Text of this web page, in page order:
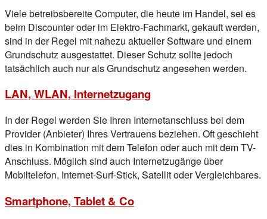
Viele betreibsbereite Computer, die heute im Handel, sei es
beim Discounter oder im Elektro-Fachmarkt, gekauft werden,
sind in der Regel mit nahezu aktueller Software und einem
Grundschutz ausgestattet. Dieser Schutz sollte jedoch
tatsächlich auch nur als Grundschutz angesehen werden.
LAN, WLAN, Internetzugang
In der Regel werden Sie Ihren Internetanschluss bei dem
Provider (Anbieter) Ihres Vertrauens beziehen. Oft geschieht
dies in Kombination mit dem Telefon oder auch mit dem TV-
Anschluss. Möglich sind auch Internetzugänge über
Mobiltelefon, Internet-Surf-Stick, Satellit oder Vergleichbares.
Smartphone, Tablet & Co